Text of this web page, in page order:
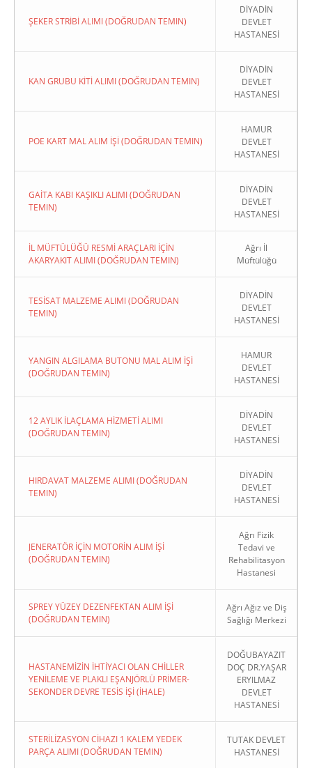
ŞEKER STRİBİ ALIMI (DOĞRUDAN TEMIN)
DİYADİN
DEVLET
HASTANESİ
KAN GRUBU KİTİ ALIMI (DOĞRUDAN TEMIN)
DİYADİN
DEVLET
HASTANESİ
POE KART MAL ALIM İŞİ (DOĞRUDAN TEMIN)
HAMUR
DEVLET
HASTANESİ
GAİTA KABI KAŞIKLI ALIMI (DOĞRUDAN
TEMIN)
DİYADİN
DEVLET
HASTANESİ
İL MÜFTÜLÜĞÜ RESMİ ARAÇLARI İÇİN
AKARYAKIT ALIMI (DOĞRUDAN TEMIN)
Ağrı İl
Müftülüğü
TESİSAT MALZEME ALIMI (DOĞRUDAN
TEMIN)
DİYADİN
DEVLET
HASTANESİ
YANGIN ALGILAMA BUTONU MAL ALIM İŞİ
(DOĞRUDAN TEMIN)
HAMUR
DEVLET
HASTANESİ
12 AYLIK İLAÇLAMA HİZMETİ ALIMI
(DOĞRUDAN TEMIN)
DİYADİN
DEVLET
HASTANESİ
HIRDAVAT MALZEME ALIMI (DOĞRUDAN
TEMIN)
DİYADİN
DEVLET
HASTANESİ
JENERATÖR İÇİN MOTORİN ALIM İŞİ
(DOĞRUDAN TEMIN)
Ağrı Fizik
Tedavi ve
Rehabilitasyon
Hastanesi
SPREY YÜZEY DEZENFEKTAN ALIM İŞİ
(DOĞRUDAN TEMIN)
Ağrı Ağız ve Diş
Sağlığı Merkezi
HASTANEMİZİN İHTİYACI OLAN CHİLLER
YENİLEME VE PLAKLI EŞANJÖRLÜ PRİMER-
SEKONDER DEVRE TESİS İŞİ (İHALE)
DOĞUBAYAZIT
DOÇ DR.YAŞAR
ERYILMAZ
DEVLET
HASTANESİ
STERİLİZASYON CİHAZI 1 KALEM YEDEK
PARÇA ALIMI (DOĞRUDAN TEMIN)
TUTAK DEVLET
HASTANESİ